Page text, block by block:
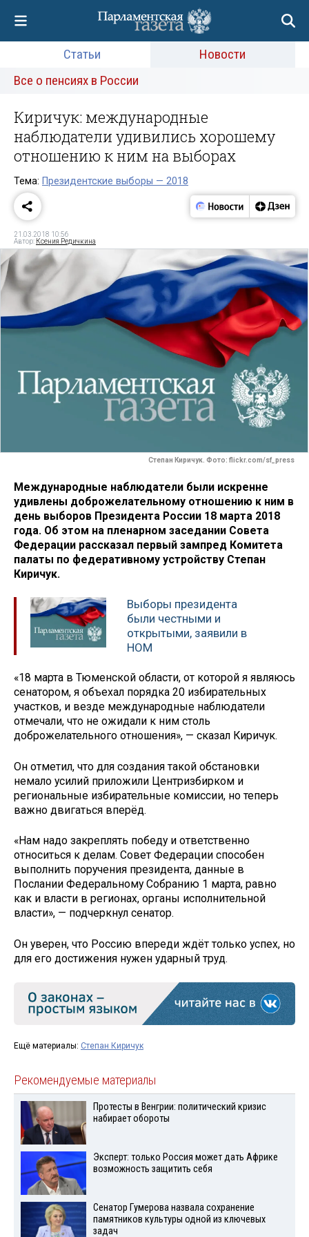
Статьи
Новости
Все о пенсиях в России
Киричук: международные
наблюдатели удивились хорошему
отношению к ним на выборах
Тема: Президентские выборы — 2018
21.03.2018 10:56
Автор: Ксения Редичкина
Степан Киричук. Фото: flickr.com/sf_press
Международные наблюдатели были искренне
удивлены доброжелательному отношению к ним в
день выборов Президента России 18 марта 2018
года. Об этом на пленарном заседании Совета
Федерации рассказал первый зампред Комитета
палаты по федеративному устройству Степан
Киричук.
Выборы президента
были честными и
открытыми, заявили в
НОМ
«18 марта в Тюменской области, от которой я являюсь
сенатором, я объехал порядка 20 избирательных
участков, и везде международные наблюдатели
отмечали, что не ожидали к ним столь
доброжелательного отношения», — сказал Киричук.
Он отметил, что для создания такой обстановки
немало усилий приложили Центризбирком и
региональные избирательные комиссии, но теперь
важно двигаться вперёд.
«Нам надо закреплять победу и ответственно
относиться к делам. Совет Федерации способен
выполнить поручения президента, данные в
Послании Федеральному Собранию 1 марта, равно
как и власти в регионах, органы исполнительной
власти», — подчеркнул сенатор.
Он уверен, что Россию впереди ждёт только успех, но
для его достижения нужен ударный труд.
Ещё материалы: Степан Киричук
Рекомендуемые материалы
Протесты в Венгрии: политический кризис
набирает обороты
Эксперт: только Россия может дать Африке
возможность защитить себя
Сенатор Гумерова назвала сохранение
памятников культуры одной из ключевых
задач